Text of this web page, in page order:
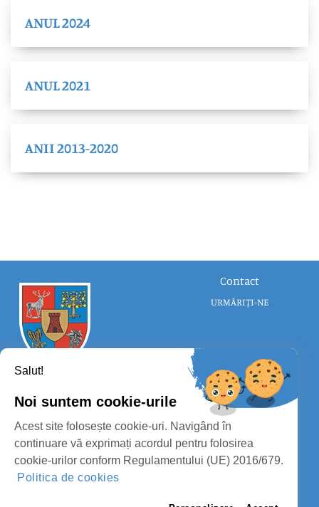
ANUL 2024
ANUL 2021
ANII 2013-2020
PROTECȚIA DATELOR PERSONALE
MASS-MEDIA
CONSILIUL JUDEȚEAN SATU MARE
Contact
URMĂRIȚI-NE
Salut!
Noi suntem cookie-urile
Acest site folosește cookie-uri. Navigând în
continuare vă exprimați acordul pentru folosirea
cookie-urilor conform Regulamentului (UE) 2016/679.
Politica de cookies